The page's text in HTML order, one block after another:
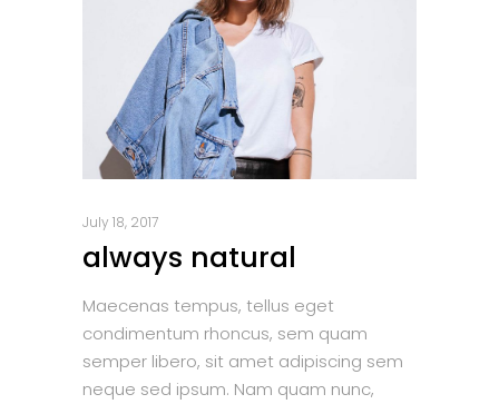
July 18, 2017
always natural
Maecenas tempus, tellus eget
condimentum rhoncus, sem quam
semper libero, sit amet adipiscing sem
neque sed ipsum. Nam quam nunc,